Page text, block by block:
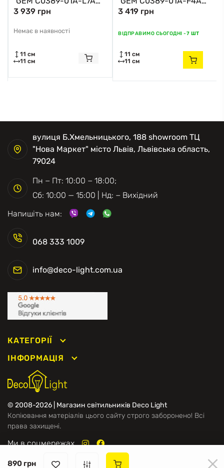
Zuma Line
3 939 грн
Немає в наявності
11 см
11 см
Zuma Line
3 419 грн
ВІДПРАВИМО СЬОГОДНІ -7 ШТ
11 см
11 см
890 грн
© 2008-2026 | Магазин світильників Deco Light
Копіювання матеріалів цього сайту строго заборонено! Всі
права захищені.
Ми в соцмережах
КАТЕГОРІЇ
ІНФОРМАЦІЯ
068 333 1009
info@deco-light.com.ua
вулиця Б.Хмельницького, 188 showroom ТЦ
"Нова Маркет" місто Львів, Львівська область,
79024
Пн − Пт: 10:00 − 18:00;
Сб: 10:00 — 15:00 | Нд: − Вихідний
Напишіть нам: